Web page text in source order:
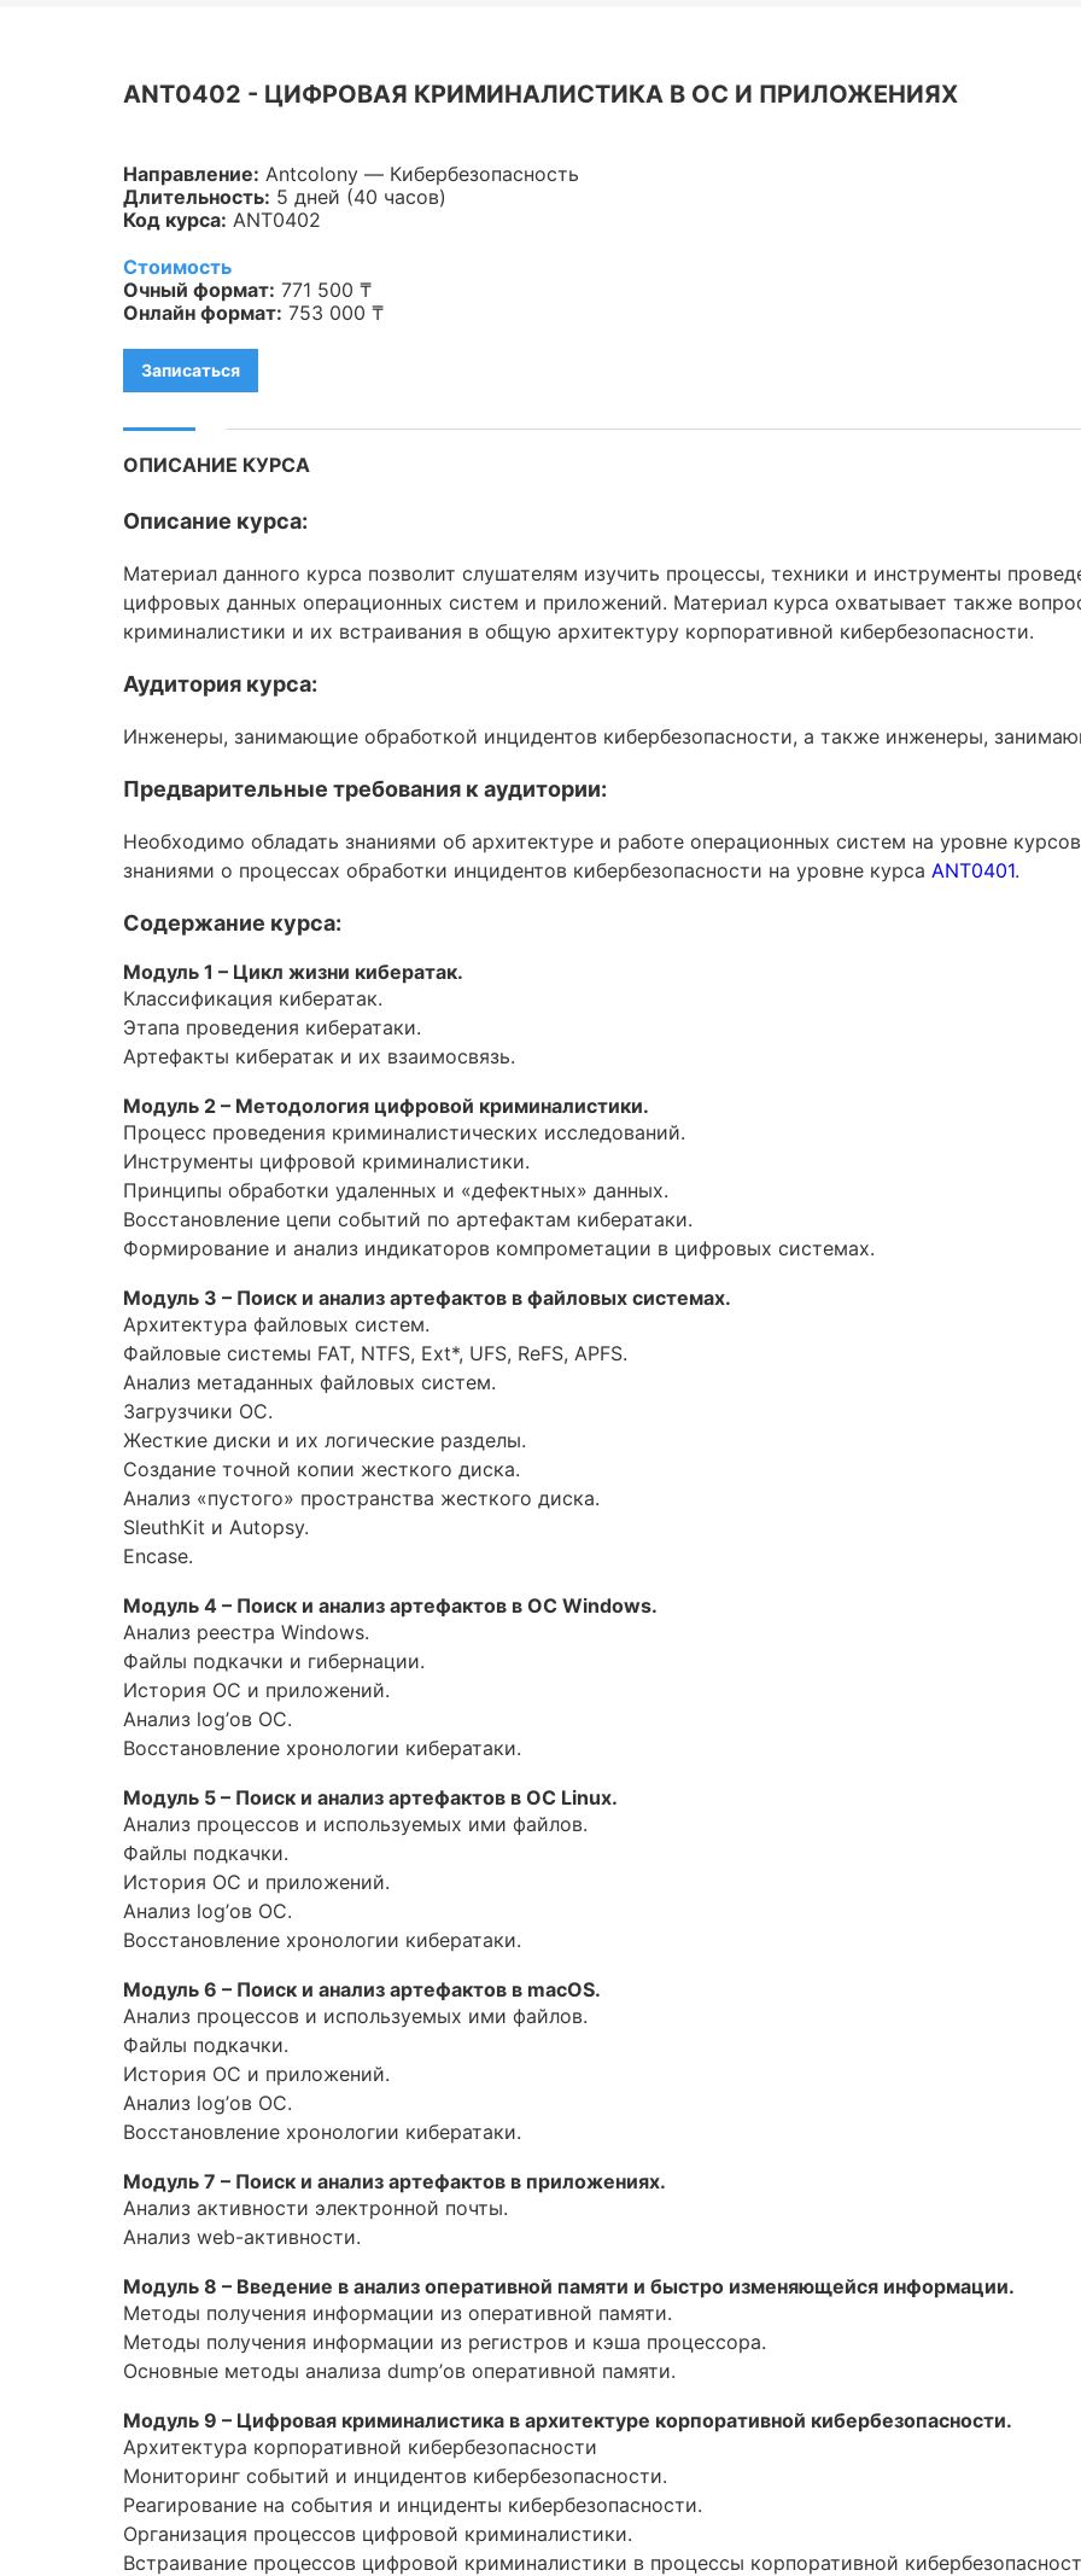
Asterisk
Kubernetes
Оптические коммуникации
Database
LoRaWAN, Wi-Fi
OpenStack
HAproxy
DevOps
Wireshark
MikroTik
NetApp
Checkpoint
Бизнес
Маркетинг
Юриспруденция
Бухгалтерия
Power BI и управление данными
PostgreSQL
VMware
ANT0402 - ЦИФРОВАЯ КРИМИНАЛИСТИКА В ОС И ПРИЛОЖЕНИЯХ
Направление: Antcolony — Кибербезопасность
Длительность: 5 дней (40 часов)
Код курса: ANT0402
Стоимость
Очный формат: 771 500 ₸
Онлайн формат: 753 000 ₸
Записаться
ОПИСАНИЕ КУРСА
Описание курса:
Материал данного курса позволит слушателям изучить процессы, техники и инструменты
цифровых данных операционных систем и приложений. Материал курса охватывает также
криминалистики и их встраивания в общую архитектуру корпоративной кибербезопасности.
Аудитория курса:
Инженеры, занимающие обработкой инцидентов кибербезопасности, а также инженеры,
Предварительные требования к аудитории:
Необходимо обладать знаниями об архитектуре и работе операционных систем на уровне курсов
знаниями о процессах обработки инцидентов кибербезопасности на уровне курса ANT0401.
Содержание курса:
Модуль 1 – Цикл жизни кибератак.
Классификация кибератак.
Этапа проведения кибератаки.
Артефакты кибератак и их взаимосвязь.
Модуль 2 – Методология цифровой криминалистики.
Процесс проведения криминалистических исследований.
Инструменты цифровой криминалистики.
Принципы обработки удаленных и «дефектных» данных.
Восстановление цепи событий по артефактам кибератаки.
Формирование и анализ индикаторов компрометации в цифровых системах.
Модуль 3 – Поиск и анализ артефактов в файловых системах.
Архитектура файловых систем.
Файловые системы FAT, NTFS, Ext*, UFS, ReFS, APFS.
Анализ метаданных файловых систем.
Загрузчики ОС.
Жесткие диски и их логические разделы.
Создание точной копии жесткого диска.
Анализ «пустого» пространства жесткого диска.
SleuthKit и Autopsy.
Encase.
Модуль 4 – Поиск и анализ артефактов в ОС Windows.
Анализ реестра Windows.
Файлы подкачки и гибернации.
История ОС и приложений.
Анализ log’ов ОС.
Восстановление хронологии кибератаки.
Модуль 5 – Поиск и анализ артефактов в ОС Linux.
Анализ процессов и используемых ими файлов.
Файлы подкачки.
История ОС и приложений.
Анализ log’ов ОС.
Восстановление хронологии кибератаки.
Модуль 6 – Поиск и анализ артефактов в macOS.
Анализ процессов и используемых ими файлов.
Файлы подкачки.
История ОС и приложений.
Анализ log’ов ОС.
Восстановление хронологии кибератаки.
Модуль 7 – Поиск и анализ артефактов в приложениях.
Анализ активности электронной почты.
Анализ web-активности.
Модуль 8 – Введение в анализ оперативной памяти и быстро изменяющейся информации.
Методы получения информации из оперативной памяти.
Методы получения информации из регистров и кэша процессора.
Основные методы анализа dump’ов оперативной памяти.
Модуль 9 – Цифровая криминалистика в архитектуре корпоративной кибербезопасности.
Архитектура корпоративной кибербезопасности
Мониторинг событий и инцидентов кибербезопасности.
Реагирование на события и инциденты кибербезопасности.
Организация процессов цифровой криминалистики.
Встраивание процессов цифровой криминалистики в процессы корпоративной